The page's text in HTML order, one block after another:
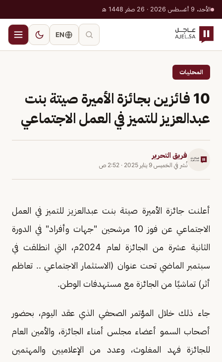
الأحد، 9 أغسطس 2026 · 26 صفر 1448 هـ
EN
المحليات
10 فائزين بجائزة الأميرة صيتة بنت
عبدالعزيز للتميز في العمل الاجتماعي
فريق التحرير
نُشر في الخميس 9 يناير 2025 · 2:52 ص
أعلنت جائزة الأميرة صيتة بنت عبدالعزيز للتميز في العمل
الاجتماعي عن فوز 10 مرشحين "جهات وأفراد" في الدورة
الثانية عشرة من الجائزة لعام 2024م، التي انطلقت في
سبتمبر الماضي تحت عنوان (الاستثمار الاجتماعي .. تعاظم
أثر) تماشيًا من الجائزة مع مستهدفات الوطن.
جاء ذلك خلال المؤتمر الصحفي الذي عقد اليوم، بحضور
أصحاب السمو أعضاء مجلس أمناء الجائزة، والأمين العام
للجائزة فهد المغلوث، وعدد من الإعلاميين والمهتمين